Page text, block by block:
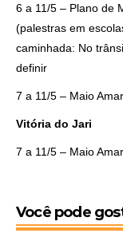
6 a 11/5 – Plano de
(palestras em
caminhada: No
definir
7 a 11/5 – Maio
Vitória do Jari
7 a 11/5 – Maio
Você pode